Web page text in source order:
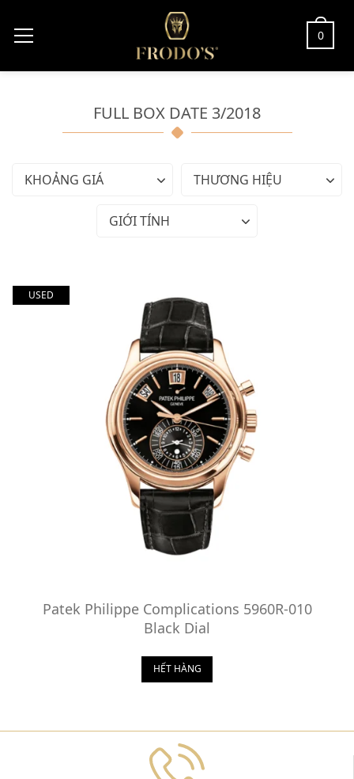
0
FULL BOX DATE 3/2018
KHOẢNG GIÁ THƯƠNG HIỆU
GIỚI TÍNH
USED
Patek Philippe Complications 5960R-010
Black Dial
HẾT HÀNG